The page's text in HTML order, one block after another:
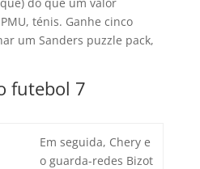
ténis. Ganhe cinco
um Sanders puzzle pack,
futebol 7
Em seguida, Chery e
o guarda-redes Bizot